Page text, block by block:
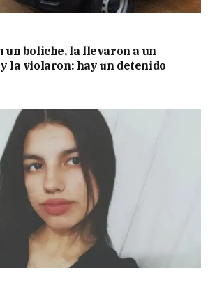
un boliche, la llevaron a un
la violaron: hay un detenido